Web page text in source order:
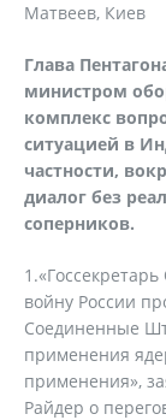
Матвеев, Киев
Глава
министром
комплекс
ситуацией в
частности,
диалог без
соперников.
войну России
Соединенные
применения
применения»,
Райдер о